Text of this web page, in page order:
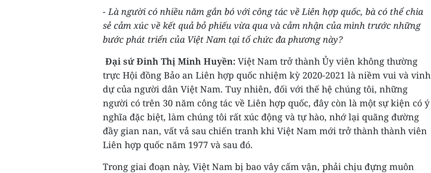
- Là người có nhiều năm gắn bó với công tác về Liên hợp quốc, bà có thể chia
sẻ cảm xúc về kết quả bỏ phiếu vừa qua và cảm nhận của mình trước những
bước phát triển của Việt Nam tại tổ chức đa phương này?
Đại sứ Đinh Thị Minh Huyền: Việt Nam trở thành Ủy viên không thường
trực Hội đồng Bảo an Liên hợp quốc nhiệm kỳ 2020-2021 là niềm vui và vinh
dự của người dân Việt Nam. Tuy nhiên, đối với thế hệ chúng tôi, những
người có trên 30 năm công tác về Liên hợp quốc, đây còn là một sự kiện có ý
nghĩa đặc biệt, làm chúng tôi rất xúc động và tự hào, nhớ lại quãng đường
đầy gian nan, vất vả sau chiến tranh khi Việt Nam mới trở thành thành viên
Liên hợp quốc năm 1977 và sau đó.
Trong giai đoạn này, Việt Nam bị bao vây cấm vận, phải chịu đựng muôn